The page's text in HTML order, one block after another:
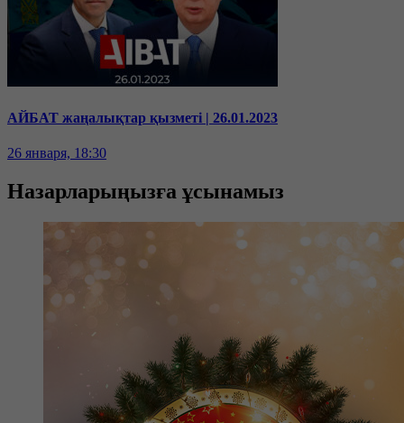
АЙБАТ жаңалықтар қызметі | 26.01.2023
26 января, 18:30
Назарларыңызға ұсынамыз